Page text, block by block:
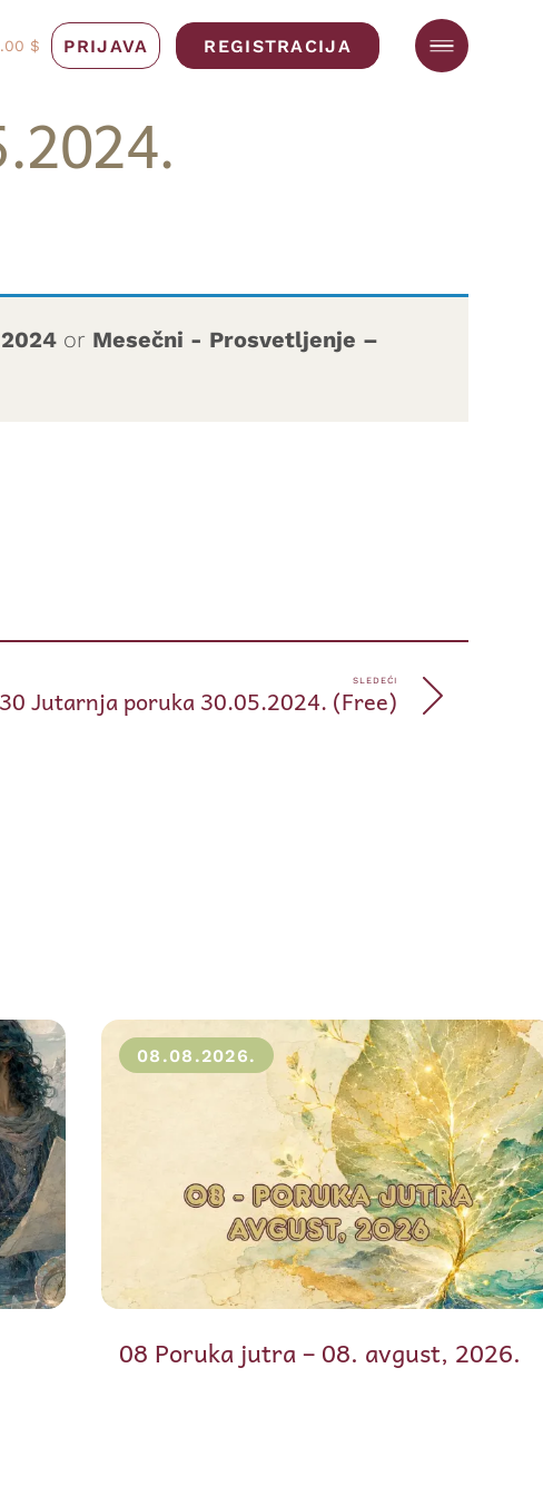
$ PRIJAVA REGISTRACIJA
or Mesečni - Prosvetljenje –
SLEDEĆI
30 Jutarnja poruka 30.05.2024. (Free)
08.08.2026.
08 Poruka jutra – 08. avgust, 2026.